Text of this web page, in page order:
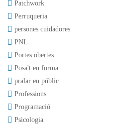
Patchwork
Perruqueria
persones cuidadores
PNL
Portes obertes
Posa't en forma
pralar en públic
Professions
Programació
Psicologia